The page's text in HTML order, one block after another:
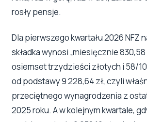
rosły pensje.
Dla pierwszego kwartału 2026 NFZ
składka wynosi „miesięcznie 830,58
osiemset trzydzieści złotych i 58/
od podstawy 9 228,64 zł, czyli
przeciętnego wynagrodzenia z
2025 roku. A w kolejnym kwartale,